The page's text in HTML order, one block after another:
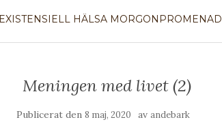
EXISTENSIELL HÄLSA MORGONPROMENAD
Meningen med livet (2)
Publicerat den 8 maj, 2020 av andebark